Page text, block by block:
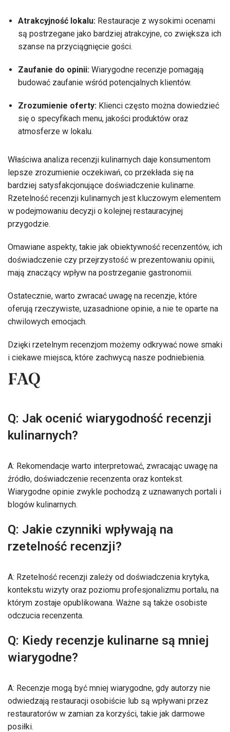
Atrakcyjność lokalu: Restauracje z wysokimi ocenami
są postrzegane jako bardziej atrakcyjne, co zwiększa ich
szanse na przyciągnięcie gości.
Zaufanie do opinii: Wiarygodne recenzje pomagają
budować zaufanie wśród potencjalnych klientów.
Zrozumienie oferty: Klienci często można dowiedzieć
się o specyfikach menu, jakości produktów oraz
atmosferze w lokalu.
Właściwa analiza recenzji kulinarnych daje konsumentom
lepsze zrozumienie oczekiwań, co przekłada się na
bardziej satysfakcjonujące doświadczenie kulinarne.
Rzetelność recenzji kulinarnych jest kluczowym elementem
w podejmowaniu decyzji o kolejnej restauracyjnej
przygodzie.
Omawiane aspekty, takie jak obiektywność recenzentów, ich
doświadczenie czy przejrzystość w prezentowaniu opinii,
mają znaczący wpływ na postrzeganie gastronomii.
Ostatecznie, warto zwracać uwagę na recenzje, które
oferują rzeczywiste, uzasadnione opinie, a nie te oparte na
chwilowych emocjach.
Dzięki rzetelnym recenzjom możemy odkrywać nowe smaki
i ciekawe miejsca, które zachwycą nasze podniebienia.
FAQ
Q: Jak ocenić wiarygodność recenzji
kulinarnych?
A: Rekomendacje warto interpretować, zwracając uwagę na
źródło, doświadczenie recenzenta oraz kontekst.
Wiarygodne opinie zwykle pochodzą z uznawanych portali i
blogów kulinarnych.
Q: Jakie czynniki wpływają na
rzetelność recenzji?
A: Rzetelność recenzji zależy od doświadczenia krytyka,
kontekstu wizyty oraz poziomu profesjonalizmu portalu, na
którym zostaje opublikowana. Ważne są także osobiste
odczucia recenzenta.
Q: Kiedy recenzje kulinarne są mniej
wiarygodne?
A: Recenzje mogą być mniej wiarygodne, gdy autorzy nie
odwiedzają restauracji osobiście lub są wpływani przez
restauratorów w zamian za korzyści, takie jak darmowe
posiłki.